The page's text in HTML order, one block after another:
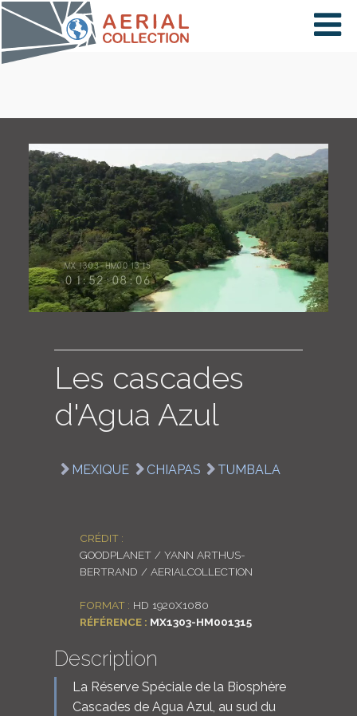
×
PAYS
CARTE
COLLECTIONS
Les cascades
d'Agua Azul
MEXIQUE CHIAPAS TUMBALA
CRÉDIT :
GOODPLANET / YANN ARTHUS-
BERTRAND / AERIALCOLLECTION
FORMAT : HD 1920X1080
RÉFÉRENCE : MX1303-HM001315
Description
La Réserve Spéciale de la Biosphère
Cascades de Agua Azul, au sud du